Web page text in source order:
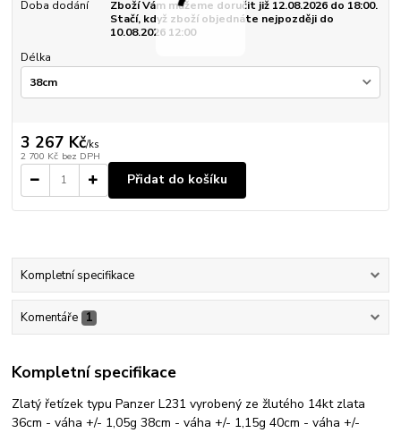
Doba dodání
Zboží Vám můžeme doručit již 12.08.2026 do 18:00.
Stačí, když zboží objednáte nejpozději do
10.08.2026 12:00
Délka
3 267 Kč/ks
2 700 Kč bez DPH
Přidat do košíku
Kompletní specifikace
Komentáře 1
Kompletní specifikace
Zlatý řetízek typu Panzer L231 vyrobený ze žlutého 14kt zlata
36cm - váha +/- 1,05g 38cm - váha +/- 1,15g 40cm - váha +/-